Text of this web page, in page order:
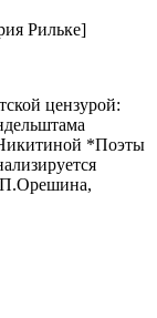
Рильке]
цензурой:
*Поэты
П.Орешина,